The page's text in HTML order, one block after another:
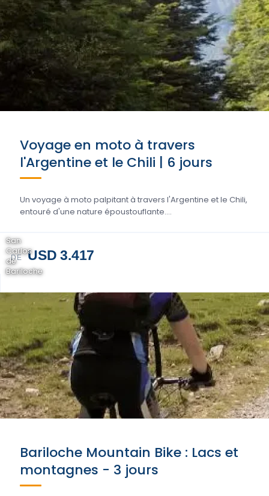
Voyage en moto à travers
l'Argentine et le Chili | 6 jours
Un voyage à moto palpitant à travers l'Argentine et le Chili,
entouré d'une nature époustouflante....
DE USD 3.417
San
Carlos
de
Bariloche
Bariloche Mountain Bike : Lacs et
montagnes - 3 jours